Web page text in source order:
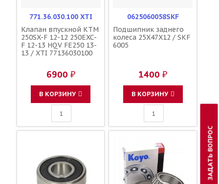
771.36.030.100 XTI
Клапан впускной KTM
250SX-F 12-12 250EXC-
F 12-13 HQV FE250 13-
13 / XTI 77136030100
6900 ₽
В КОРЗИНУ
0625060058SKF
Подшипник заднего
колеса 25X47X12 / SKF
6005
1400 ₽
В КОРЗИНУ
ЗАДАТЬ ВОПРОС